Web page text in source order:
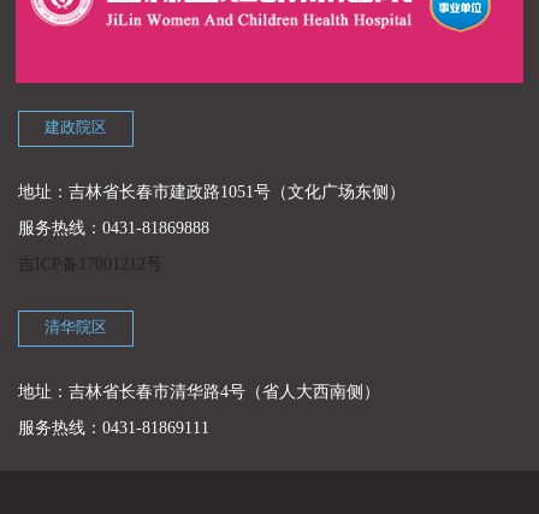
建政院区
地址：吉林省长春市建政路1051号（文化广场东侧）
服务热线：0431-81869888
吉ICP备17001212号
清华院区
地址：吉林省长春市清华路4号（省人大西南侧）
服务热线：0431-81869111